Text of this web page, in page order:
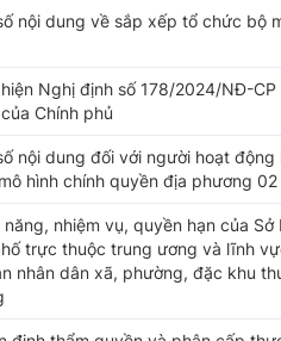
nội dung về sắp xếp tổ chức bộ
Nghị định số 178/2024/NĐ-
Chính phủ
nội dung đối với người hoạt
hình chính quyền địa phương
nhiệm vụ, quyền hạn của
trực thuộc trung ương và lĩnh
nhân dân xã, phường, đặc khu